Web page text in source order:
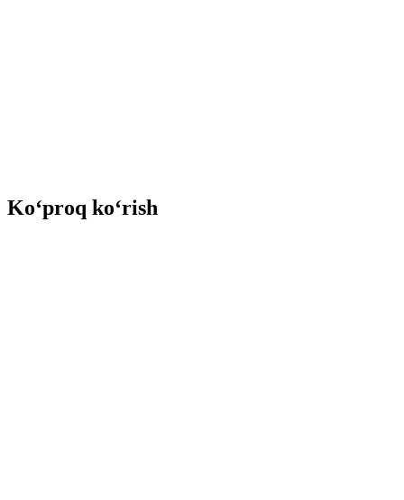
Ko‘proq ko‘rish